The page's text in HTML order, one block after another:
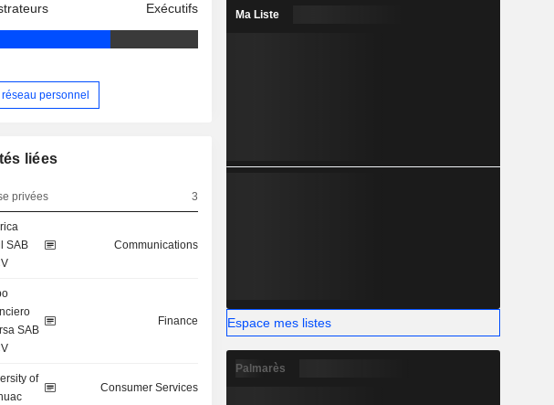
Exécutifs
réseau personnel
liées
privées 3
SAB
Communications
SAB
Finance
of
Consumer Services
Ma Liste
Espace mes listes
Palmarès